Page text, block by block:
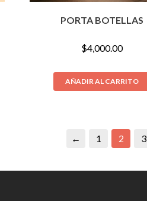
PORTA BOTELLAS
$4,000.00
AÑADIR AL CARRITO
← 1 2 3